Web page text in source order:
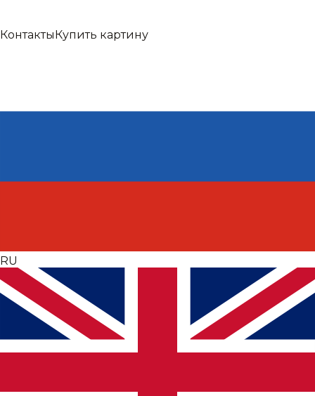
КонтактыКупить картину
RU